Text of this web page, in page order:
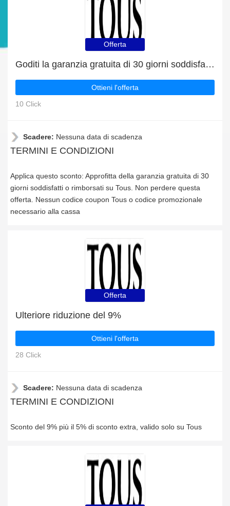
Offerta
Goditi la garanzia gratuita di 30 giorni soddisfatti o rimborsati
Ottieni l'offerta
10 Click
Scadere: Nessuna data di scadenza
TERMINI E CONDIZIONI
Applica questo sconto: Approfitta della garanzia gratuita di 30
giorni soddisfatti o rimborsati su Tous. Non perdere questa
offerta. Nessun codice coupon Tous o codice promozionale
necessario alla cassa
Offerta
Ulteriore riduzione del 9%
Ottieni l'offerta
28 Click
Scadere: Nessuna data di scadenza
TERMINI E CONDIZIONI
Sconto del 9% più il 5% di sconto extra, valido solo su Tous